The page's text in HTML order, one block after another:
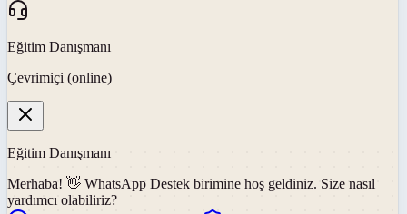
Eğitim Danışmanı
Çevrimiçi (online)
Eğitim Danışmanı
Merhaba! 👋 WhatsApp Destek birimine hoş geldiniz. Size nasıl
yardımcı olabiliriz?